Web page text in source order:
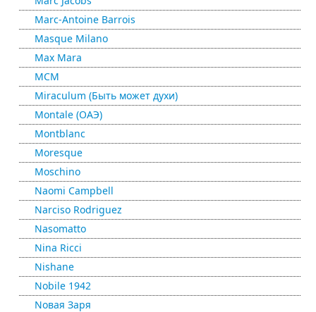
Marc-Antoine Barrois
Masque Milano
Max Mara
MCM
Miraculum (Быть может духи)
Montale (ОАЭ)
Montblanc
Moresque
Moschino
Naomi Campbell
Narciso Rodriguez
Nasomatto
Nina Ricci
Nishane
Nobile 1942
Nовая Заря